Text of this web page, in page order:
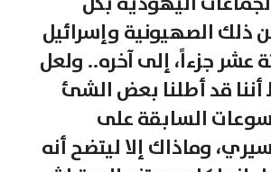
ذلك الصهيونية وإسرائيل
جزءاً، إلى آخره.. ولعل
أننا قد أطلنا بعض الشئ
السابقة على
وماذاك إلا ليتضح أنه